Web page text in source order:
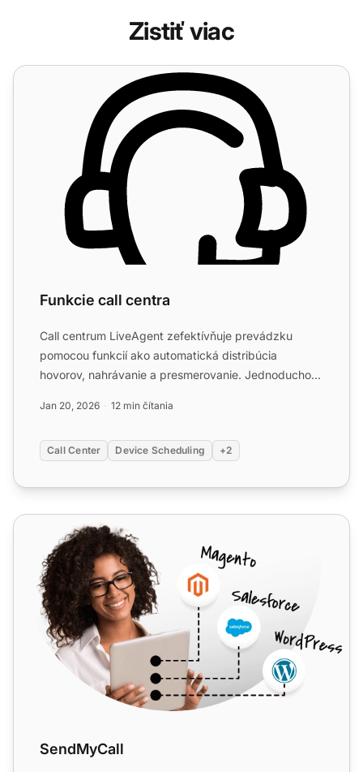
Zistiť viac
Funkcie call centra
Funkcie call centra
Call centrum LiveAgent zefektívňuje prevádzku
pomocou funkcií ako automatická distribúcia
hovorov, nahrávanie a presmerovanie. Jednoducho
Jan 20, 2026 12 min čítania
Call Center Device Scheduling +2
SendMyCall
SendMyCall